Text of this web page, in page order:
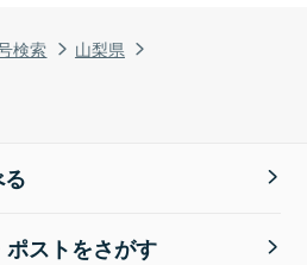
検索
山梨県
ストをさがす